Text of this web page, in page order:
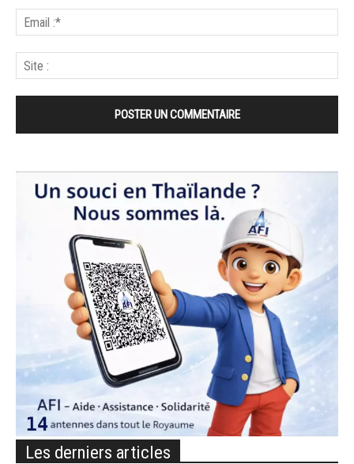
Les derniers articles